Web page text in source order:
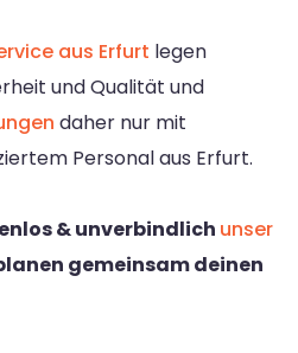
aus Erfurt legen
und Qualität und
daher nur mit
Personal aus Erfurt.
& unverbindlich unser
gemeinsam deinen